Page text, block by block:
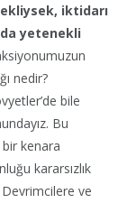
iktidarı
yetenekli
nedir?
bile
Bu
kenara
kararsızlık
ve